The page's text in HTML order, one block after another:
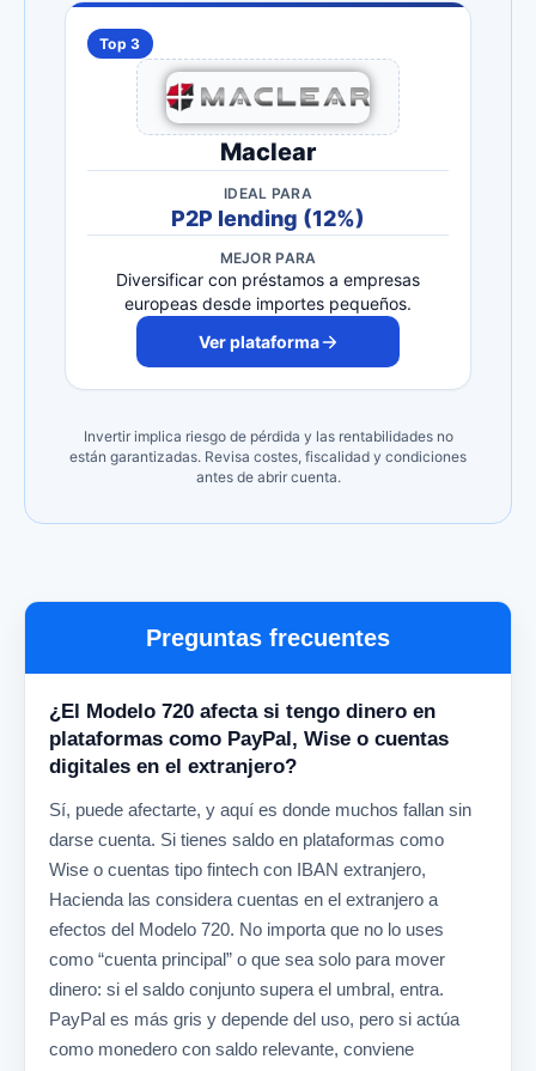
Top 3
Maclear
IDEAL PARA
P2P lending (12%)
MEJOR PARA
Diversificar con préstamos a empresas
europeas desde importes pequeños.
Ver plataforma
Invertir implica riesgo de pérdida y las rentabilidades no
están garantizadas. Revisa costes, fiscalidad y condiciones
antes de abrir cuenta.
Preguntas frecuentes
¿El Modelo 720 afecta si tengo dinero en
plataformas como PayPal, Wise o cuentas
digitales en el extranjero?
Sí, puede afectarte, y aquí es donde muchos fallan sin
darse cuenta. Si tienes saldo en plataformas como
Wise o cuentas tipo fintech con IBAN extranjero,
Hacienda las considera cuentas en el extranjero a
efectos del Modelo 720. No importa que no lo uses
como “cuenta principal” o que sea solo para mover
dinero: si el saldo conjunto supera el umbral, entra.
PayPal es más gris y depende del uso, pero si actúa
como monedero con saldo relevante, conviene